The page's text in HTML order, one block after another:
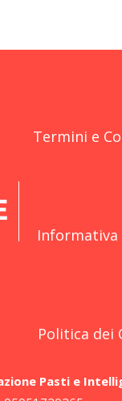
Termini e
Informativa
Politica dei
Pasti e